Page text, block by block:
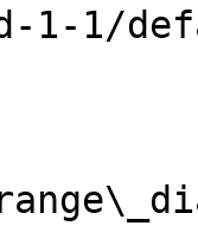
1-1/